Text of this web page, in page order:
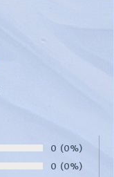
Numero di
0 (0%)
Numero di
0 (0%)